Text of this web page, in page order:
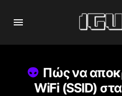
Πώς να
WiFi (SSID)